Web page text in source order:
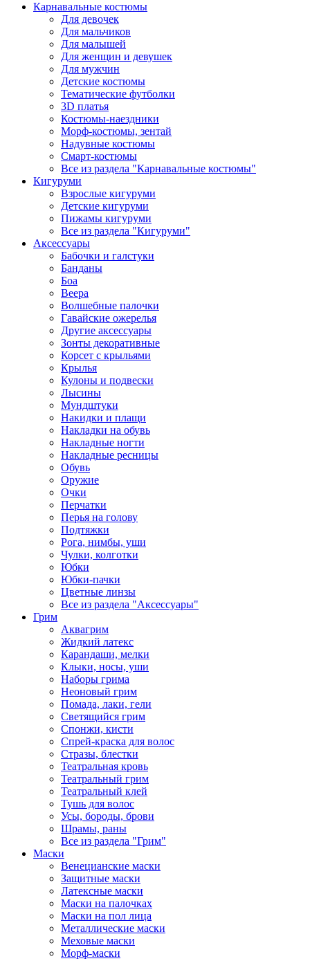
Карнавальные костюмы
Для девочек
Для мальчиков
Для малышей
Для женщин и девушек
Для мужчин
Детские костюмы
Тематические футболки
3D платья
Костюмы-наездники
Морф-костюмы, зентай
Надувные костюмы
Смарт-костюмы
Все из раздела "Карнавальные костюмы"
Кигуруми
Взрослые кигуруми
Детские кигуруми
Пижамы кигуруми
Все из раздела "Кигуруми"
Аксессуары
Бабочки и галстуки
Банданы
Боа
Веера
Волшебные палочки
Гавайские ожерелья
Другие аксессуары
Зонты декоративные
Корсет с крыльями
Крылья
Кулоны и подвески
Лысины
Мундштуки
Накидки и плащи
Накладки на обувь
Накладные ногти
Накладные ресницы
Обувь
Оружие
Очки
Перчатки
Перья на голову
Подтяжки
Рога, нимбы, уши
Чулки, колготки
Юбки
Юбки-пачки
Цветные линзы
Все из раздела "Аксессуары"
Грим
Аквагрим
Жидкий латекс
Карандаши, мелки
Клыки, носы, уши
Наборы грима
Неоновый грим
Помада, лаки, гели
Светящийся грим
Спонжи, кисти
Спрей-краска для волос
Стразы, блестки
Театральная кровь
Театральный грим
Театральный клей
Тушь для волос
Усы, бороды, брови
Шрамы, раны
Все из раздела "Грим"
Маски
Венецианские маски
Защитные маски
Латексные маски
Маски на палочках
Маски на пол лица
Металлические маски
Меховые маски
Морф-маски